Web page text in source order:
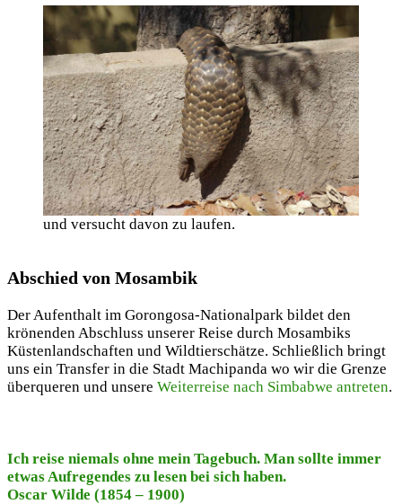
und versucht davon zu laufen.
Abschied von Mosambik
Der Aufenthalt im Gorongosa-Nationalpark bildet den
krönenden Abschluss unserer Reise durch Mosambiks
Küstenlandschaften und Wildtierschätze. Schließlich bringt
uns ein Transfer in die Stadt Machipanda wo wir die Grenze
überqueren und unsere Weiterreise nach Simbabwe antreten.
Ich reise niemals ohne mein Tagebuch. Man sollte immer
etwas Aufregendes zu lesen bei sich haben.
Oscar Wilde (1854 – 1900)